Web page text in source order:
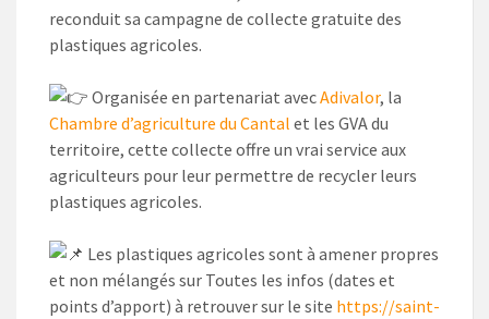
reconduit sa campagne de collecte gratuite des
plastiques agricoles.
Organisée en partenariat avecAdivalor, la
Chambre d’agriculture du Cantal et les GVA du
territoire, cette collecte offre un vrai service aux
agriculteurs pour leur permettre de recycler leurs
plastiques agricoles.
Les plastiques agricoles sont à amener propres
et non mélangés sur Toutes les infos (dates et
points d’apport) à retrouver sur le site https://saint-